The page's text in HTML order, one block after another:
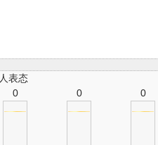
人表态
0 0 0